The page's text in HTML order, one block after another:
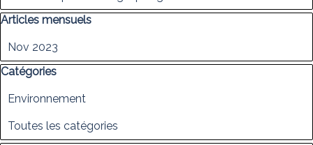
Sauter le bloc Articles mensuels
Articles mensuels
Nov 2023
Sauter le bloc Catégories
Catégories
Environnement
Toutes les catégories